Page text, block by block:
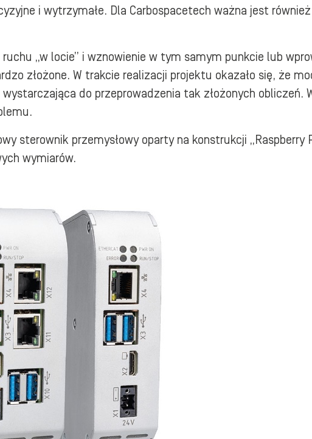
i wytrzymałe. Dla Carbospacetech ważna jest
„w locie” i wznowienie w tym samym punkcie lub
złożone. W trakcie realizacji projektu okazało się, że
do przeprowadzenia tak złożonych obliczeń.
sterownik przemysłowy oparty na konstrukcji „Raspberry
wymiarów.